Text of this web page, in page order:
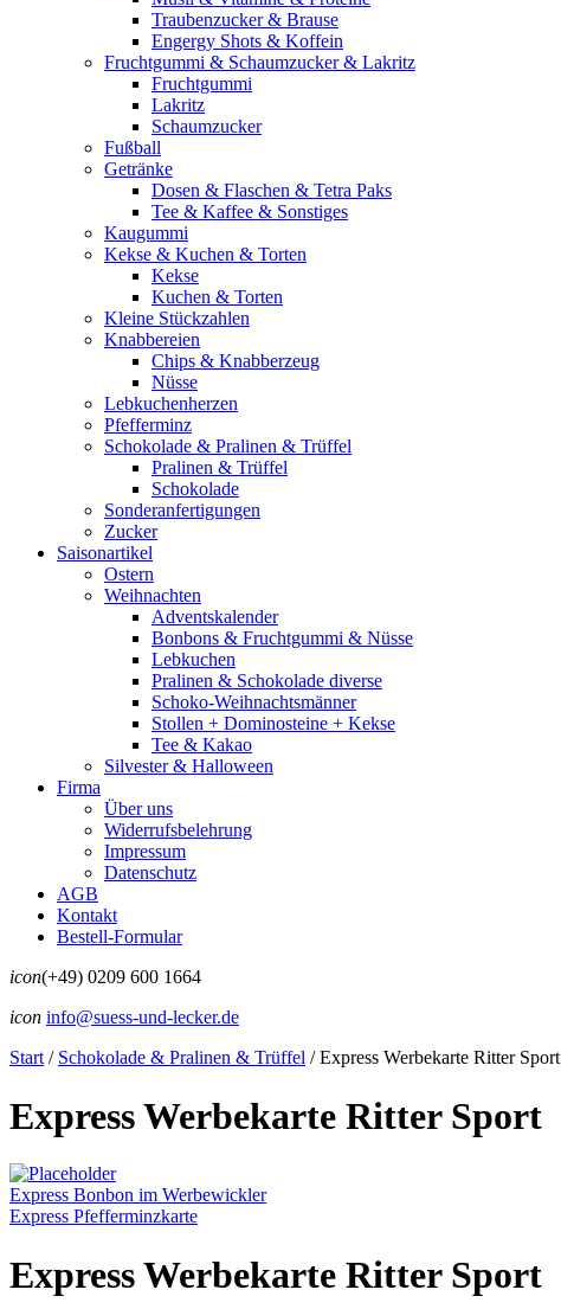
Traubenzucker & Brause
Engergy Shots & Koffein
Fruchtgummi & Schaumzucker & Lakritz
Fruchtgummi
Lakritz
Schaumzucker
Fußball
Getränke
Dosen & Flaschen & Tetra Paks
Tee & Kaffee & Sonstiges
Kaugummi
Kekse & Kuchen & Torten
Kekse
Kuchen & Torten
Kleine Stückzahlen
Knabbereien
Chips & Knabberzeug
Nüsse
Lebkuchenherzen
Pfefferminz
Schokolade & Pralinen & Trüffel
Pralinen & Trüffel
Schokolade
Sonderanfertigungen
Zucker
Saisonartikel
Ostern
Weihnachten
Adventskalender
Bonbons & Fruchtgummi & Nüsse
Lebkuchen
Pralinen & Schokolade diverse
Schoko-Weihnachtsmänner
Stollen + Dominosteine + Kekse
Tee & Kakao
Silvester & Halloween
Firma
Über uns
Widerrufsbelehrung
Impressum
Datenschutz
AGB
Kontakt
Bestell-Formular
icon(+49) 0209 600 1664
icon info@suess-und-lecker.de
Start / Schokolade & Pralinen & Trüffel /Express Werbekarte Ritter Sport
Express Werbekarte Ritter Sport
Express Bonbon im Werbewickler
Express Pfefferminzkarte
Express Werbekarte Ritter Sport